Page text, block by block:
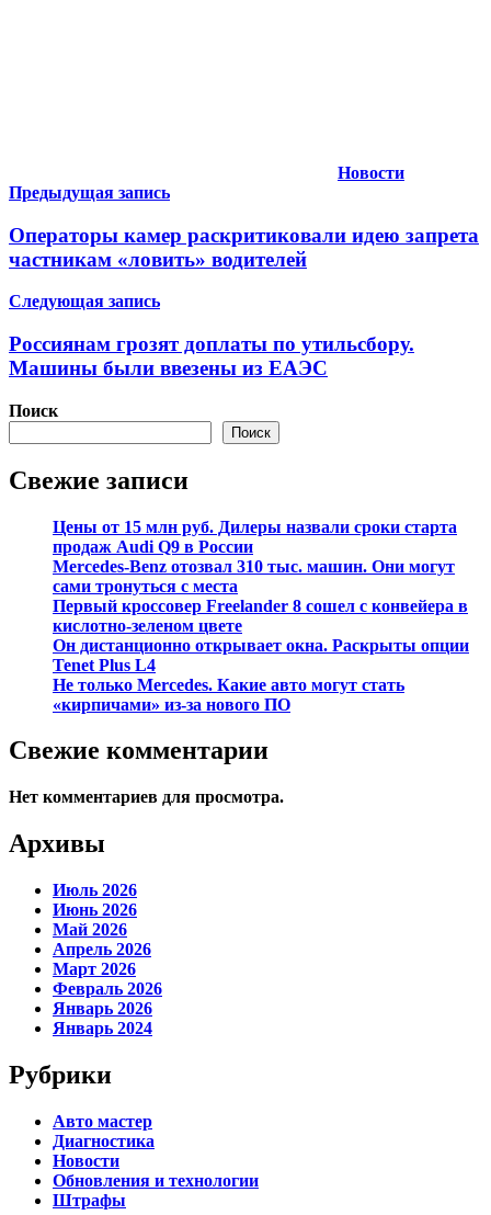
Новости
Навигация
по
записям
Предыдущая запись
Операторы камер раскритиковали идею запрета
частникам «ловить» водителей
Следующая запись
Россиянам грозят доплаты по утильсбору.
Машины были ввезены из ЕАЭС
Поиск
Поиск
Свежие записи
Цены от 15 млн руб. Дилеры назвали сроки старта
продаж Audi Q9 в России
Mercedes-Benz отозвал 310 тыс. машин. Они могут
сами тронуться с места
Первый кроссовер Freelander 8 сошел с конвейера в
кислотно-зеленом цвете
Он дистанционно открывает окна. Раскрыты опции
Tenet Plus L4
Не только Mercedes. Какие авто могут стать
«кирпичами» из-за нового ПО
Свежие комментарии
Нет комментариев для просмотра.
Архивы
Июль 2026
Июнь 2026
Май 2026
Апрель 2026
Март 2026
Февраль 2026
Январь 2026
Январь 2024
Рубрики
Авто мастер
Диагностика
Новости
Обновления и технологии
Штрафы